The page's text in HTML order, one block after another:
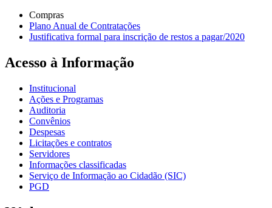
Compras
Plano Anual de Contratações
Justificativa formal para inscrição de restos a pagar/2020
Acesso à Informação
Institucional
Ações e Programas
Auditoria
Convênios
Despesas
Licitações e contratos
Servidores
Informações classificadas
Serviço de Informação ao Cidadão (SIC)
PGD